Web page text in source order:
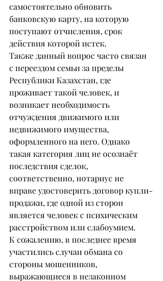
самостоятельно обновить
банковскую карту, на которую
поступают отчисления, срок
действия которой истек.
Также данный вопрос часто связан
с переездом семьи за пределы
Республики Казахстан, где
проживает такой человек, и
возникает необходимость
отчуждения движимого или
недвижимого имущества,
оформленного на него. Однако
такая категория лиц не осознаёт
последствия сделок,
соответственно, нотариус не
вправе удостоверить договор купли-
продажи, где одной из сторон
является человек с психическим
расстройством или слабоумием.
К сожалению, в последнее время
участились случаи обмана со
стороны мошенников,
выражающиеся в незаконном